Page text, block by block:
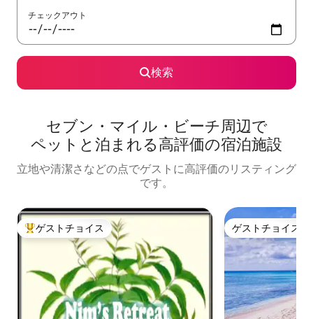
チェックアウト
検索
セブン・マイル・ビーチ周⁠辺⁠で
ペ⁠ッ⁠ト⁠と泊⁠ま⁠れ⁠る高⁠評⁠価⁠の宿⁠泊⁠施⁠設
立地や清潔さなどの点でゲストに高評価のリスティング
です。
大好評のゲストチョイスです。
ゲストチョイス ゲストチョイス
ゲストチョイス